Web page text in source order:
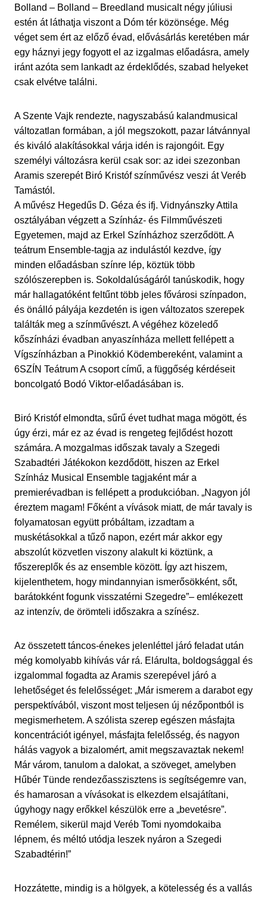
Bolland – Bolland – Breedland musicalt négy júliusi
estén át láthatja viszont a Dóm tér közönsége. Még
véget sem ért az előző évad, elővásárlás keretében már
egy háznyi jegy fogyott el az izgalmas előadásra, amely
iránt azóta sem lankadt az érdeklődés, szabad helyeket
csak elvétve találni.
A Szente Vajk rendezte, nagyszabású kalandmusical
változatlan formában, a jól megszokott, pazar látvánnyal
és kiváló alakításokkal várja idén is rajongóit. Egy
személyi változásra kerül csak sor: az idei szezonban
Aramis szerepét Biró Kristóf színművész veszi át Veréb
Tamástól.
A művész Hegedűs D. Géza és ifj. Vidnyánszky Attila
osztályában végzett a Színház- és Filmművészeti
Egyetemen, majd az Erkel Színházhoz szerződött. A
teátrum Ensemble-tagja az indulástól kezdve, így
minden előadásban színre lép, köztük több
szólószerepben is. Sokoldalúságáról tanúskodik, hogy
már hallagatóként feltűnt több jeles fővárosi színpadon,
és önálló pályája kezdetén is igen változatos szerepek
találták meg a színművészt. A végéhez közeledő
kőszínházi évadban anyaszínháza mellett fellépett a
Vígszínházban a Pinokkió Ködembereként, valamint a
6SZÍN Teátrum A csoport című, a függőség kérdéseit
boncolgató Bodó Viktor-előadásában is.
Biró Kristóf elmondta, sűrű évet tudhat maga mögött, és
úgy érzi, már ez az évad is rengeteg fejlődést hozott
számára. A mozgalmas időszak tavaly a Szegedi
Szabadtéri Játékokon kezdődött, hiszen az Erkel
Színház Musical Ensemble tagjaként már a
premierévadban is fellépett a produkcióban. „Nagyon jól
éreztem magam! Főként a vívások miatt, de már tavaly is
folyamatosan együtt próbáltam, izzadtam a
muskétásokkal a tűző napon, ezért már akkor egy
abszolút közvetlen viszony alakult ki köztünk, a
főszereplők és az ensemble között. Így azt hiszem,
kijelenthetem, hogy mindannyian ismerősökként, sőt,
barátokként fogunk visszatérni Szegedre”– emlékezett
az intenzív, de örömteli időszakra a színész.
Az összetett táncos-énekes jelenléttel járó feladat után
még komolyabb kihívás vár rá. Elárulta, boldogsággal és
izgalommal fogadta az Aramis szerepével járó a
lehetőséget és felelősséget: „Már ismerem a darabot egy
perspektívából, viszont most teljesen új nézőpontból is
megismerhetem. A szólista szerep egészen másfajta
koncentrációt igényel, másfajta felelősség, és nagyon
hálás vagyok a bizalomért, amit megszavaztak nekem!
Már várom, tanulom a dalokat, a szöveget, amelyben
Hűbér Tünde rendezőasszisztens is segítségemre van,
és hamarosan a vívásokat is elkezdem elsajátítani,
úgyhogy nagy erőkkel készülök erre a „bevetésre”.
Remélem, sikerül majd Veréb Tomi nyomdokaiba
lépnem, és méltó utódja leszek nyáron a Szegedi
Szabadtérin!”
Hozzátette, mindig is a hölgyek, a kötelesség és a vallás